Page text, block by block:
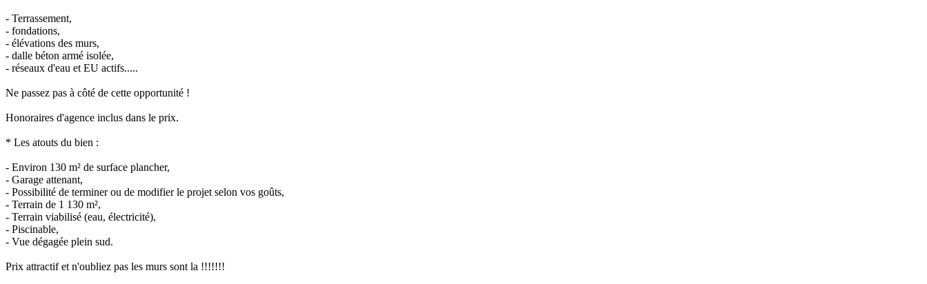
- Terrassement,
- fondations,
- élévations des murs,
- dalle béton armé isolée,
- réseaux d'eau et EU actifs.....
Ne passez pas à côté de cette opportunité !
Honoraires d'agence inclus dans le prix.
* Les atouts du bien :
- Environ 130 m² de surface plancher,
- Garage attenant,
- Possibilité de terminer ou de modifier le projet selon vos goûts,
- Terrain de 1 130 m²,
- Terrain viabilisé (eau, électricité),
- Piscinable,
- Vue dégagée plein sud.
Prix attractif et n'oubliez pas les murs sont la !!!!!!!